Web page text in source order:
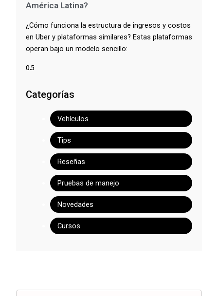
América Latina?
¿Cómo funciona la estructura de ingresos y costos
en Uber y plataformas similares? Estas plataformas
operan bajo un modelo sencillo:
Categorías
Vehículos
Tips
Reseñas
Pruebas de manejo
Novedades
Cursos